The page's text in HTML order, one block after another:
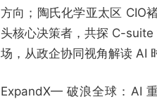
方向；陶氏化学亚太区 CIO
头核心决策者，共探 C-
场，从政企协同视角解读 AI
ExpandX— 破浪全球：AI